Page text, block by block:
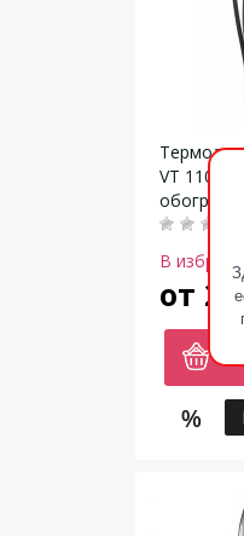
VT 110, VT
В
от